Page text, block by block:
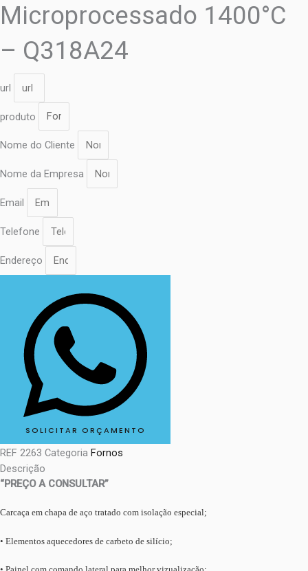
Microprocessado 1400°C
– Q318A24
url
produto
Nome do Cliente
Nome da Empresa
Email
Telefone
Endereço
SOLICITAR ORÇAMENTO
REF 2263 Categoria Fornos
Descrição
“PREÇO A CONSULTAR”
Carcaça em chapa de aço tratado com isolação especial;
• Elementos aquecedores de carbeto de silício;